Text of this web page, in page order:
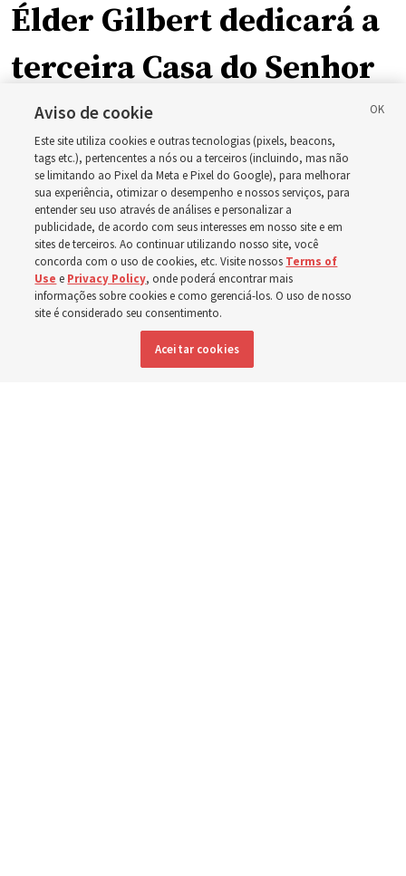
Élder Gilbert dedicará a
terceira Casa do Senhor
em Wyoming
A dedicação do Templo Cody Wyoming em outubro será
a primeira realizada por Élder Clark G. Gilbert
7 agosto 2026, 2:40 p.m. MDT Compartilhar
DISPONÍVEL EM: Inglês | Espanhol
Aviso de cookie
Este site utiliza cookies e outras tecnologias (pixels, beacons,
tags etc.), pertencentes a nós ou a terceiros (incluindo, mas não
se limitando ao Pixel da Meta e Pixel do Google), para melhorar
sua experiência, otimizar o desempenho e nossos serviços, para
entender seu uso através de análises e personalizar a
publicidade, de acordo com seus interesses em nosso site e em
sites de terceiros. Ao continuar utilizando nosso site, você
concorda com o uso de cookies, etc. Visite nossos Terms of
Use e Privacy Policy, onde poderá encontrar mais
informações sobre cookies e como gerenciá-los. O uso de nosso
site é considerado seu consentimento.
Aceitar cookies